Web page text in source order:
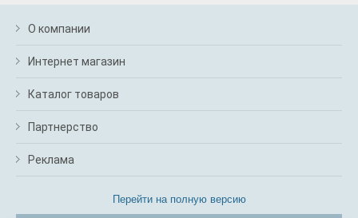
О компании
Интернет магазин
Каталог товаров
Партнерство
Реклама
Перейти на полную версию